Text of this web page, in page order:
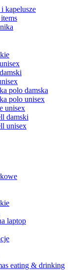
kapelusze
polo damska
polo unisex
unisex
damski
unisex
laptop
eating & drinking